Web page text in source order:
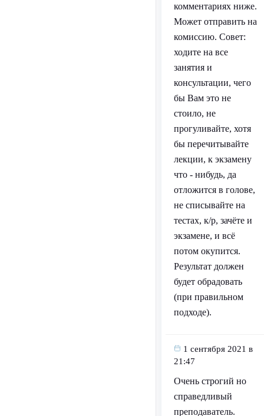
комментариях ниже.
Может отправить на
комиссию. Совет:
ходите на все
занятия и
консультации, чего
бы Вам это не
стоило, не
прогуливайте, хотя
бы перечитывайте
лекции, к экзамену
что - нибудь, да
отложится в голове,
не списывайте на
тестах, к/р, зачёте и
экзамене, и всё
потом окупится.
Результат должен
будет обрадовать
(при правильном
подходе).
1 сентября 2021 в
21:47
Очень строгий но
справедливый
преподаватель.